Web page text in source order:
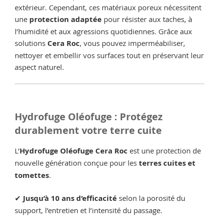
extérieur. Cependant, ces matériaux poreux nécessitent
une protection adaptée pour résister aux taches, à
l’humidité et aux agressions quotidiennes. Grâce aux
solutions Cera Roc, vous pouvez imperméabiliser,
nettoyer et embellir vos surfaces tout en préservant leur
aspect naturel.
Hydrofuge Oléofuge : Protégez
durablement votre terre cuite
L’Hydrofuge Oléofuge Cera Roc est une protection de
nouvelle génération conçue pour les terres cuites et
tomettes.
✔ Jusqu’à 10 ans d’efficacité selon la porosité du
support, l’entretien et l’intensité du passage.